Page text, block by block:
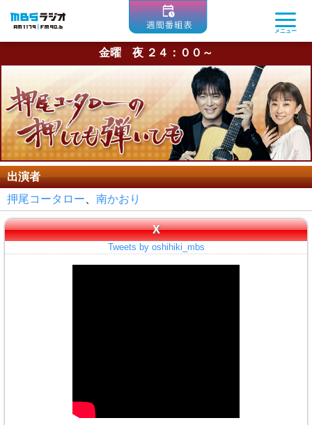
MBSラジオ 1179|FM90.6
メニュー
金曜 夜 ２４：００～
出演者
押尾コータロー
南かおり
X
Tweets by oshihiki_mbs